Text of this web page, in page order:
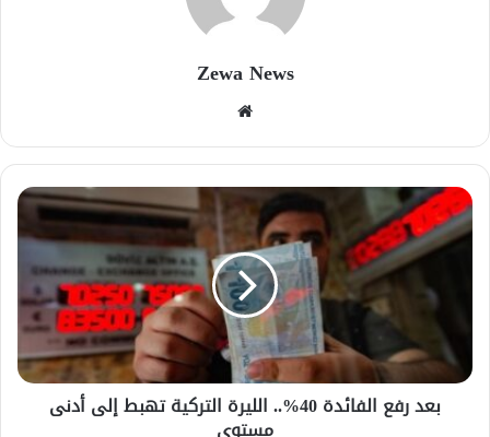
Zewa News
بعد رفع الفائدة 40%.. الليرة التركية تهبط إلى أدنى
مستوى